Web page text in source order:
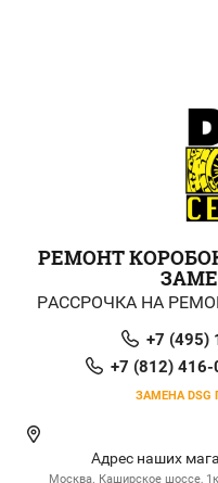
РЕМОНТ
РАССРОЧКА НА
+7 (495)
+7 (812) 416-
ЗАМЕНА DSG
Адрес наших
Москва. Каширское шоссе,